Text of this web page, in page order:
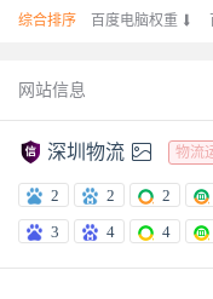
综合排序 百度电脑权重 
网站信息
 深圳物流  物流
2 2 2
3
4 4